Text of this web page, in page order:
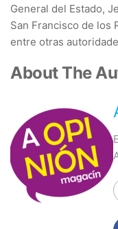
General del Estado,
San Francisco de los
entre otras
About The